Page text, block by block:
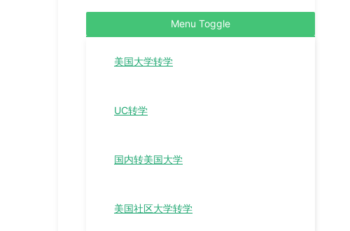
Menu Toggle
美国大学转学
UC转学
国内转美国大学
美国社区大学转学